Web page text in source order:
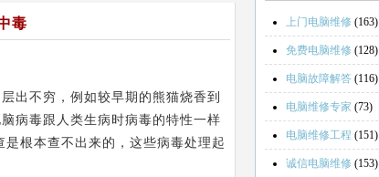
毒
出不穷，例如较早期的熊猫烧香到
病毒跟人类生病时病毒的特性一样
根本查不出来的，这些病毒处理起
上门电脑维修 (163)
免费电脑维修 (128)
电脑故障解答 (116)
电脑维修专家 (73)
电脑维修工程 (151)
诚信电脑维修 (153)